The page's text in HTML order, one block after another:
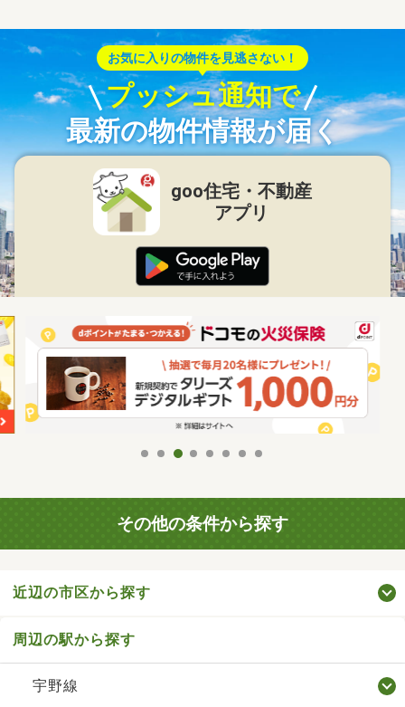
お気に入りの物件を見逃さない！
プッシュ通知で
最新の物件情報が届く
goo住宅・不動産
アプリ
その他の条件から探す
近辺の市区から探す
周辺の駅から探す
宇野線